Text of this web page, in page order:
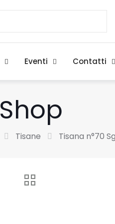
Eventi Contatti
Shop
Tisane Tisana n°70